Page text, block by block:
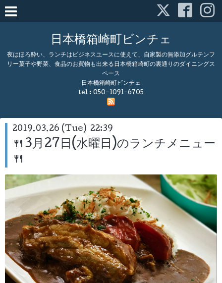
日本橋箱崎町ビンチェ
夜はほろ酔い、ランチはビジネスユースに使えて、自家製の無添加グルテンフ
リー菓子や野菜、食品のお買物も出来る日本橋箱崎町の裏通りのダイニングス
ペース
日本橋箱崎町ビンチェ
tel : 050-1091-6705
2019.03.26 (Tue) 22:39
🍴3月27日(水曜日)のランチメニュー
🍴